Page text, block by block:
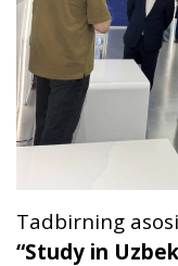
Tadbirning
“Study in